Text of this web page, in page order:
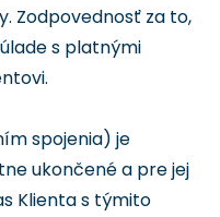
Zodpovednosť za to,
s platnými
spojenia) je
ukončené a pre jej
Klienta s týmito